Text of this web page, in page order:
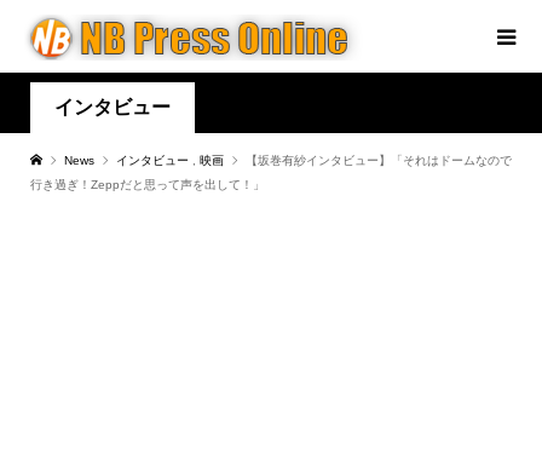
インタビュー
News インタビュー 映画
【坂巻有紗インタビュー】「それはドームなので
行き過ぎ！Zeppだと思って声を出して！」